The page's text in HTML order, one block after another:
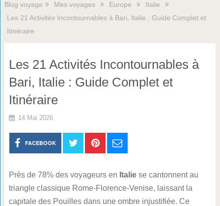
Blog voyage Mes voyages Europe
Italie
Les 21 Activités Incontournables à Bari, Italie : Guide Complet et
Itinéraire
Les 21 Activités Incontournables à
Bari, Italie : Guide Complet et
Itinéraire
14 Mai 2026
FACEBOOK
Près de 78% des voyageurs en Italiese cantonnent au
triangle classique Rome-Florence-Venise, laissant la
capitale des Pouilles dans une ombre injustifiée. Ce